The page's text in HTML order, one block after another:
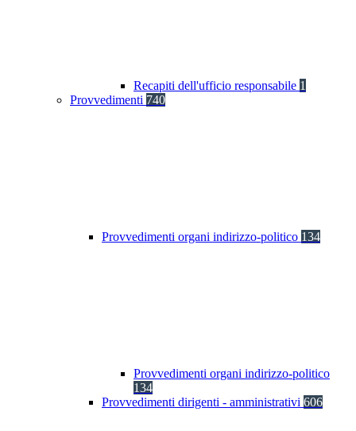
Recapiti dell'ufficio responsabile 1
Provvedimenti 740
Provvedimenti organi indirizzo-politico 134
Provvedimenti organi indirizzo-politico
134
Provvedimenti dirigenti - amministrativi 606